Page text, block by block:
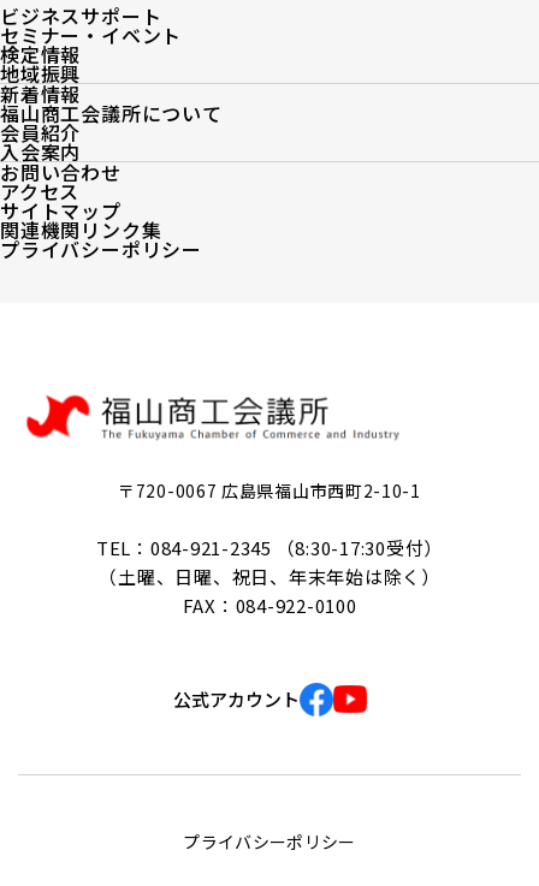
ビジネスサポート
セミナー・イベント
検定情報
地域振興
新着情報
福山商工会議所について
会員紹介
入会案内
お問い合わせ
アクセス
サイトマップ
関連機関リンク集
プライバシーポリシー
〒720-0067 広島県福山市西町2-10-1
TEL：084-921-2345 （8:30-17:30受付）
（土曜、日曜、祝日、年末年始は除く）
FAX：084-922-0100
公式アカウント
プライバシーポリシー